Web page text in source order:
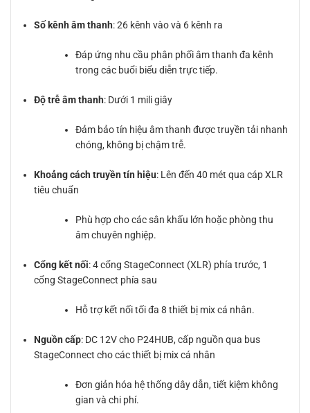
Số kênh âm thanh: 26 kênh vào và 6 kênh ra
Đáp ứng nhu cầu phân phối âm thanh đa kênh
trong các buổi biểu diễn trực tiếp.
Độ trễ âm thanh: Dưới 1 mili giây
Đảm bảo tín hiệu âm thanh được truyền tải nhanh
chóng, không bị chậm trễ.
Khoảng cách truyền tín hiệu: Lên đến 40 mét qua cáp XLR
tiêu chuẩn
Phù hợp cho các sân khấu lớn hoặc phòng thu
âm chuyên nghiệp.
Cổng kết nối: 4 cổng StageConnect (XLR) phía trước, 1
cổng StageConnect phía sau
Hỗ trợ kết nối tối đa 8 thiết bị mix cá nhân.
Nguồn cấp: DC 12V cho P24HUB, cấp nguồn qua bus
StageConnect cho các thiết bị mix cá nhân
Đơn giản hóa hệ thống dây dẫn, tiết kiệm không
gian và chi phí.